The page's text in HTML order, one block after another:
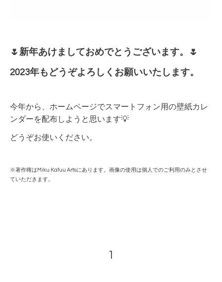
🌷新年あけましておめでとうございます。🌷
2023年もどうぞよろしくお願いいたします。
今年から、ホームページでスマートフォン用の壁紙カレ
ンダーを配布しようと思います💡
どうぞお使いください。
※著作権はMiku Kafuu Artsにあります。画像の使用は個人でのご利用のみとさせ
ていただきます。
1